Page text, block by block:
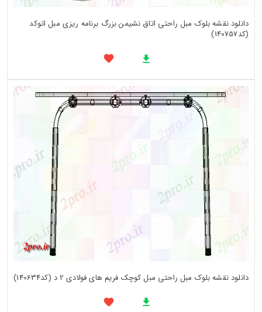
دانلود نقشه بلوک مبل راحتی اتاق نشیمن بزرگ برنامه ریزی مبل اتوکد
(کد140757)
دانلود نقشه بلوک مبل راحتی مبل کوچک فریم های فولادی 2 د (کد140634)